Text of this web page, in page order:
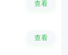
查看
查看